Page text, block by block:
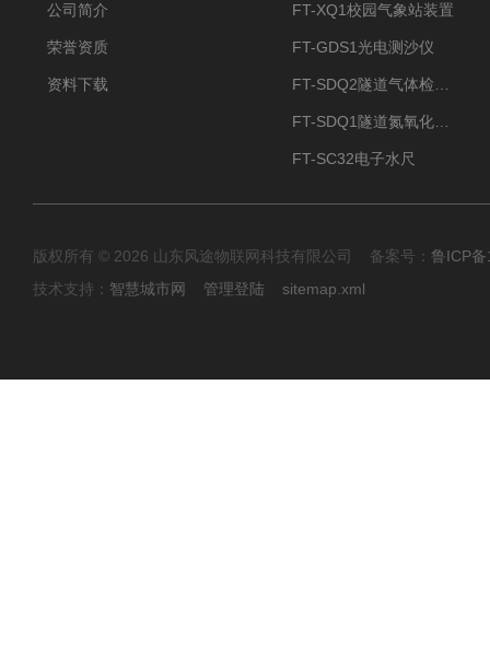
公司简介
荣誉资质
资料下载
FT-XQ1校园气象站装置
FT-GDS1光电测沙仪
FT-SC32电子水尺
版权所有 © 2026 山东风途物联网科技有限公司 备案号： 鲁ICP
技术支持： 智慧城市网 管理登陆 sitemap.xml